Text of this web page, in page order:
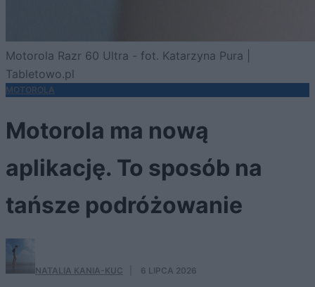
Motorola Razr 60 Ultra - fot. Katarzyna Pura |
Tabletowo.pl
MOTOROLA
Motorola ma nową
aplikację. To sposób na
tańsze podróżowanie
NATALIA KANIA-KUC 6 LIPCA 2026